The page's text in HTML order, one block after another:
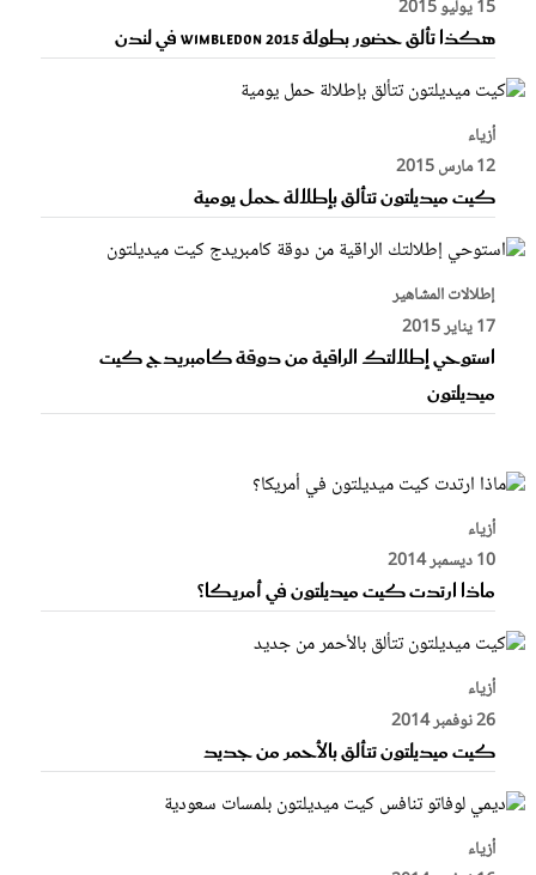
15 يوليو 2015
هكذا تألق حضور بطولة Wimbledon 2015 في لندن
أزياء
12 مارس 2015
كيت ميديلتون تتألق بإطلالة حمل يومية
إطلالات المشاهير
17 يناير 2015
استوحي إطلالتك الراقية من دوقة كامبريدج كيت
ميديلتون
أزياء
10 ديسمبر 2014
ماذا ارتدت كيت ميديلتون في أمريكا؟
أزياء
26 نوفمبر 2014
كيت ميديلتون تتألق بالأحمر من جديد
أزياء